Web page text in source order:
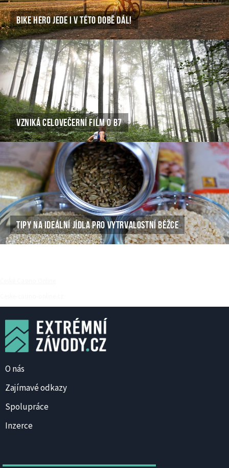
BIKE HERO JEDE I V TÉTO DOBĚ DÁL!
VZNIKÁ CELOVEČERNÍ FILM O B7
TIPY NA IDEÁLNÍ JÍDLA PRO VYTRVALOSTNÍ BĚŽCE
O nás
Zajímavé odkazy
Spolupráce
Inzerce